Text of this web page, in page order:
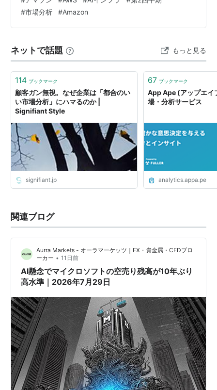
ている。
#市場分析 #Amazon
ネットで話題 もっと見る
114 ブックマーク
顧客ガン無視。なぜ企業は「都合のい
い市場分析」にハマるのか |
Signifiant Style
signifiant.jp
67 ブックマーク
App Ape (アップエイ
場・分析サービス
analytics.appa.pe
関連ブログ
Aurra Markets - オーラマーケッツ｜FX・貴金属・CFDブロ
ーカー • 11日前
AI懸念でマイクロソフトの空売り残高が10年ぶり
高水準｜2026年7月29日